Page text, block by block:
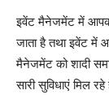
इवेंट मैनेजमेंट में
जाता है तथा इवेंट में
मैनेजमेंट को शादी
सारी सुविधाएं मिल